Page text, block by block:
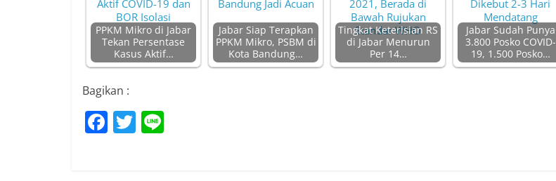
PPKM Mikro di Jabar
Tekan Persentase
Kasus Aktif…
Jabar Siap Terapkan
PPKM Mikro, PSBM di
Kota Bandung…
Tingkat Keterisian RS
di Jabar Menurun
Per 14…
Jabar Sudah Punya
3.800 Posko COVID-
19, 1.500 Posko…
Bagikan :
F T